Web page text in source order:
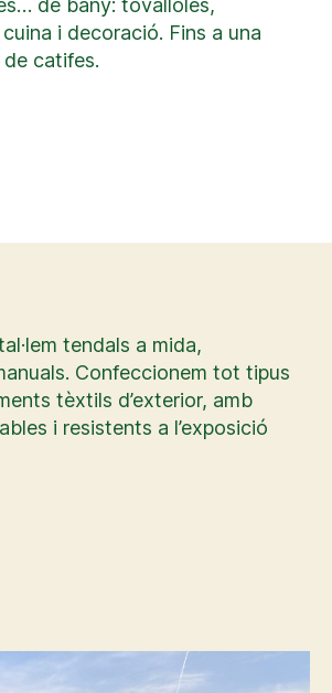
de bany: tovalloles,
i decoració. Fins a una
catifes.
tendals a mida,
Confeccionem tot tipus
tèxtils d’exterior, amb
i resistents a l’exposició